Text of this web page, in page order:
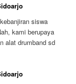
siswa
kami berupaya
alat drumband sd